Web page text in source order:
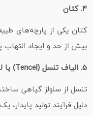
4. کتان
کتان یکی از پارچه‌های
بیش از حد و ایجاد
5. الیاف تنسل (Tencel) یا لیوسل
تنسل از سلولز گیاهی
دلیل فرآیند تولید